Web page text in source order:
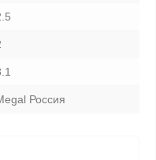
Россия